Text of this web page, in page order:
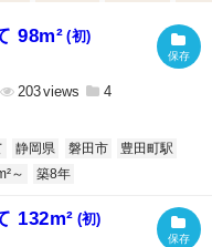
98m² (初)
203 4
静岡県 磐田市
豊田町駅
～ 築8年
132m² (初)